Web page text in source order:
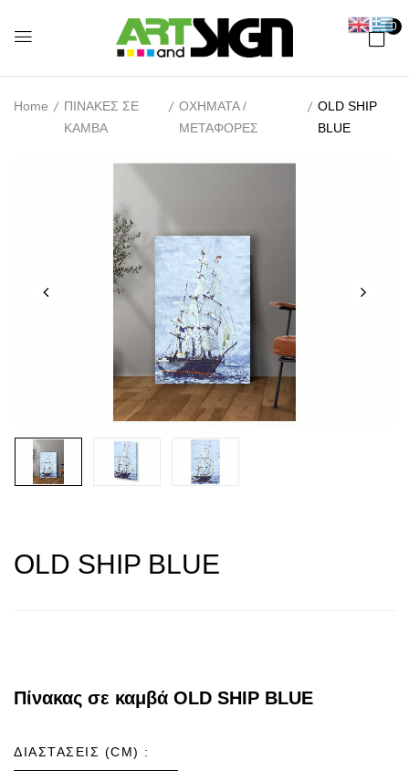
0
Home
ΠΙΝΑΚΕΣ ΣΕ
ΚΑΜΒΑ
ΟΧΗΜΑΤΑ /
ΜΕΤΑΦΟΡΕΣ
OLD SHIP
BLUE
OLD SHIP BLUE
Πίνακας σε καμβά OLD SHIP BLUE
ΔΙΑΣΤΑΣΕΙΣ (CM)